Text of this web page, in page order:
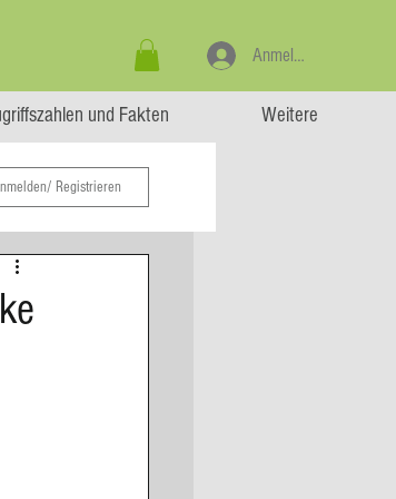
und Fakten Weitere
Anmelden
Registrieren